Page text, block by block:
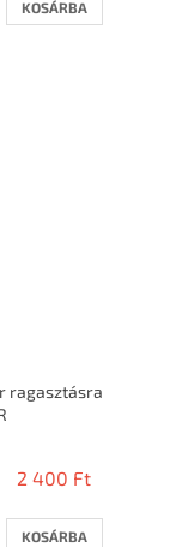
KOSÁRBA
ragasztásra
2 400 Ft
KOSÁRBA